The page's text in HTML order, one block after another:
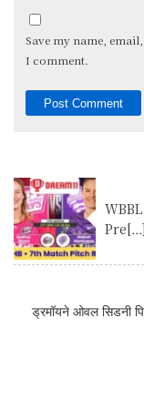
Save my name,
I comment.
Pre[…]
ड्रमॉयने ओवल सिडनी